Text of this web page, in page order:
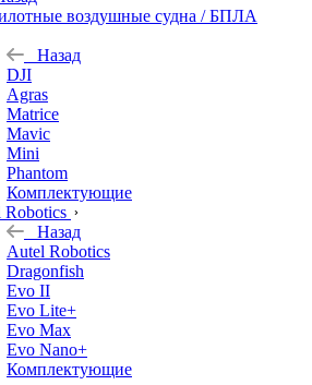
воздушные судна / БПЛА
Назад
DJI
Agras
Matrice
Mavic
Mini
Phantom
Комплектующие
Robotics
Назад
Autel Robotics
Dragonfish
Evo II
Evo Lite+
Evo Max
Evo Nano+
Комплектующие